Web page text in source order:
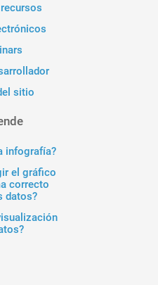
sitio
infografía?
el gráfico
correcto
datos?